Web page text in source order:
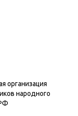
организация
народного